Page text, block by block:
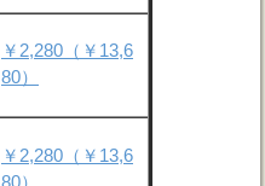
￥2,280（￥13,6
80）
￥2,280（￥13,6
80）